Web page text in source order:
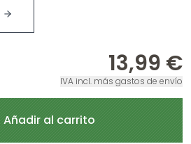
13,99 €
IVA incl. más gastos de envío
Añadir al carrito